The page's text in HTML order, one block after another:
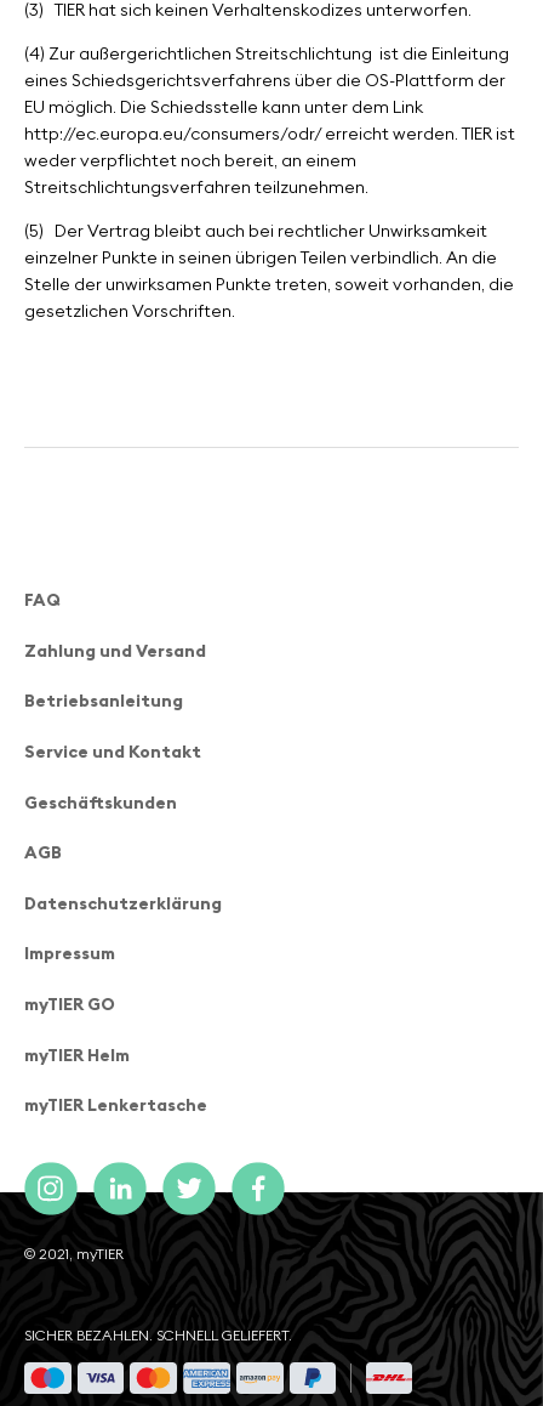
(3) TIER hat sich keinen Verhaltenskodizes unterworfen.
(4) Zur außergerichtlichen Streitschlichtung ist die Einleitung
eines Schiedsgerichtsverfahrens über die OS-Plattform der
EU möglich. Die Schiedsstelle kann unter dem Link
http://ec.europa.eu/consumers/odr/ erreicht werden. TIER ist
weder verpflichtet noch bereit, an einem
Streitschlichtungsverfahren teilzunehmen.
(5)
Der Vertrag bleibt auch bei rechtlicher Unwirksamkeit
einzelner Punkte in seinen übrigen Teilen verbindlich. An die
Stelle der unwirksamen Punkte treten, soweit vorhanden, die
gesetzlichen Vorschriften.
FAQ
Zahlung und Versand
Betriebsanleitung
Service und Kontakt
Geschäftskunden
AGB
Datenschutzerklärung
Impressum
myTIER GO
myTIER Helm
myTIER Lenkertasche
© 2021, myTIER
SICHER BEZAHLEN. SCHNELL GELIEFERT.